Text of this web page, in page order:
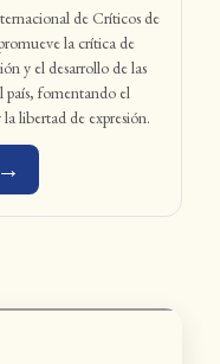
de Críticos de
la crítica de
y el desarrollo de las
país, fomentando el
libertad de expresión.